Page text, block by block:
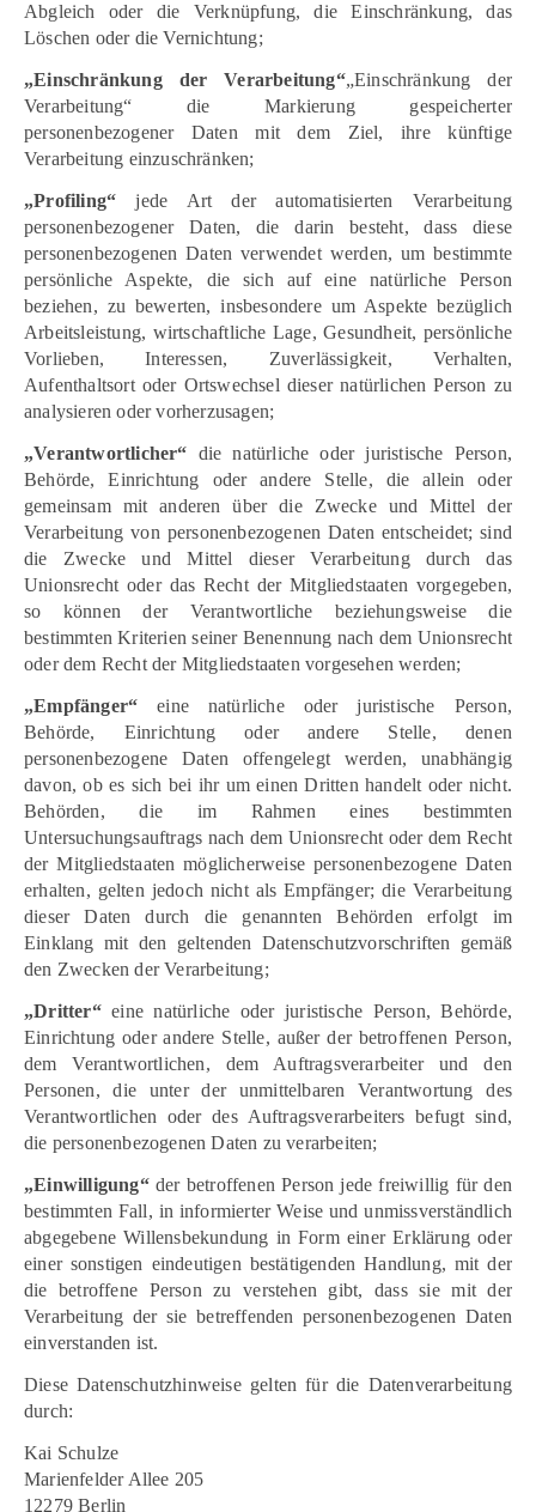
Abgleich oder die Verknüpfung, die Einschränkung, das
Löschen oder die Vernichtung;
„Einschränkung der Verarbeitung“„Einschränkung der
Verarbeitung“ die Markierung gespeicherter
personenbezogener Daten mit dem Ziel, ihre künftige
Verarbeitung einzuschränken;
„Profiling“ jede Art der automatisierten Verarbeitung
personenbezogener Daten, die darin besteht, dass diese
personenbezogenen Daten verwendet werden, um bestimmte
persönliche Aspekte, die sich auf eine natürliche Person
beziehen, zu bewerten, insbesondere um Aspekte bezüglich
Arbeitsleistung, wirtschaftliche Lage, Gesundheit, persönliche
Vorlieben, Interessen, Zuverlässigkeit, Verhalten,
Aufenthaltsort oder Ortswechsel dieser natürlichen Person zu
analysieren oder vorherzusagen;
„Verantwortlicher“ die natürliche oder juristische Person,
Behörde, Einrichtung oder andere Stelle, die allein oder
gemeinsam mit anderen über die Zwecke und Mittel der
Verarbeitung von personenbezogenen Daten entscheidet; sind
die Zwecke und Mittel dieser Verarbeitung durch das
Unionsrecht oder das Recht der Mitgliedstaaten vorgegeben,
so können der Verantwortliche beziehungsweise die
bestimmten Kriterien seiner Benennung nach dem Unionsrecht
oder dem Recht der Mitgliedstaaten vorgesehen werden;
„Empfänger“ eine natürliche oder juristische Person,
Behörde, Einrichtung oder andere Stelle, denen
personenbezogene Daten offengelegt werden, unabhängig
davon, ob es sich bei ihr um einen Dritten handelt oder nicht.
Behörden, die im Rahmen eines bestimmten
Untersuchungsauftrags nach dem Unionsrecht oder dem Recht
der Mitgliedstaaten möglicherweise personenbezogene Daten
erhalten, gelten jedoch nicht als Empfänger; die Verarbeitung
dieser Daten durch die genannten Behörden erfolgt im
Einklang mit den geltenden Datenschutzvorschriften gemäß
den Zwecken der Verarbeitung;
„Dritter“eine natürliche oder juristische Person, Behörde,
Einrichtung oder andere Stelle, außer der betroffenen Person,
dem Verantwortlichen, dem Auftragsverarbeiter und den
Personen, die unter der unmittelbaren Verantwortung des
Verantwortlichen oder des Auftragsverarbeiters befugt sind,
die personenbezogenen Daten zu verarbeiten;
„Einwilligung“der betroffenen Person jede freiwillig für den
bestimmten Fall, in informierter Weise und unmissverständlich
abgegebene Willensbekundung in Form einer Erklärung oder
einer sonstigen eindeutigen bestätigenden Handlung, mit der
die betroffene Person zu verstehen gibt, dass sie mit der
Verarbeitung der sie betreffenden personenbezogenen Daten
einverstanden ist.
Diese Datenschutzhinweise gelten für die Datenverarbeitung
durch:
Kai Schulze
Marienfelder Allee 205
12279 Berlin